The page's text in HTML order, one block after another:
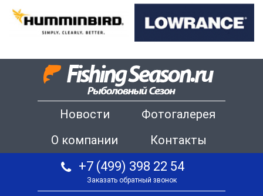
Новости
Фотогалерея
О компании
Контакты
+7 (499) 398 22 54
Заказать обратный звонок